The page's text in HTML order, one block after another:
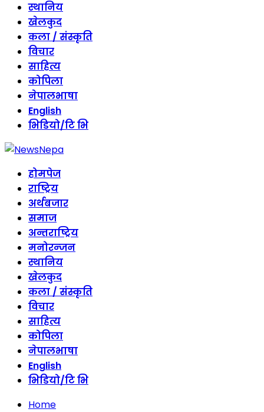
स्थानिय
खेलकुद
कला / संस्कृति
विचार
साहित्य
कोपिला
नेपालभाषा
English
भिडियो/टि भि
होमपेज
राष्ट्रिय
अर्थबजार
समाज
अन्तराष्ट्रिय
मनोरन्जन
स्थानिय
खेलकुद
कला / संस्कृति
विचार
साहित्य
कोपिला
नेपालभाषा
English
भिडियो/टि भि
Home